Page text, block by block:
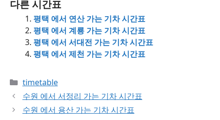
다른 시간표
평택 에서 연산 가는 기차 시간표
평택 에서 계룡 가는 기차 시간표
평택 에서 서대전 가는 기차 시간표
평택 에서 제천 가는 기차 시간표
Categories
timetable
수원 에서 서정리 가는 기차 시간표
수원 에서 용산 가는 기차 시간표